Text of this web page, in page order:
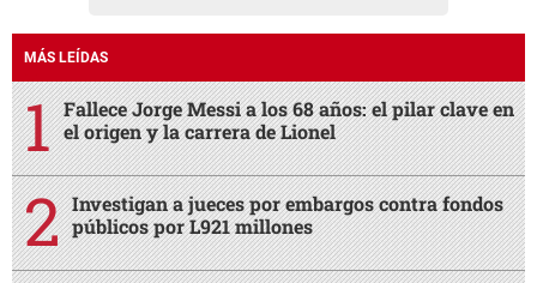
MÁS LEÍDAS
Fallece Jorge Messi a los 68 años: el pilar clave en
el origen y la carrera de Lionel
Investigan a jueces por embargos contra fondos
públicos por L921 millones